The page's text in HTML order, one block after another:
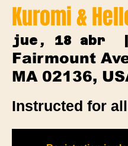
Kuromi &
jue, 18 abr
Fairmount
MA 02136,
Instructed for